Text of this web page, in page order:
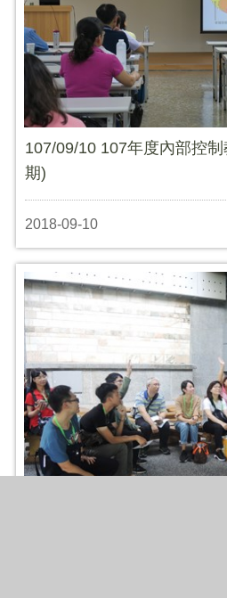
107/09/10 107年度內部控
期)
2018-09-10